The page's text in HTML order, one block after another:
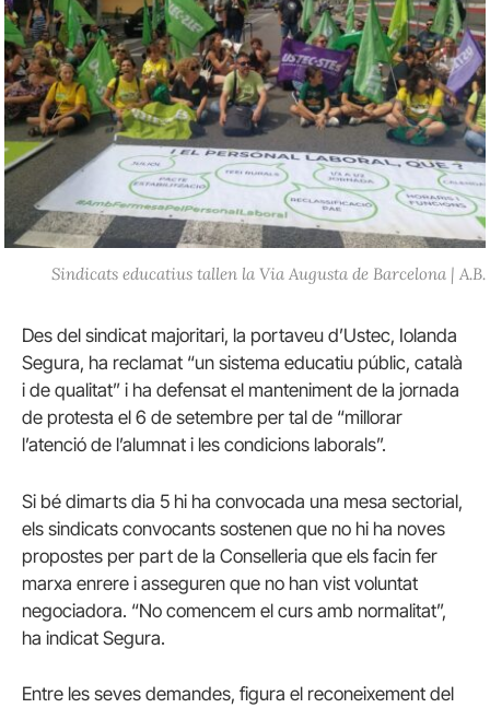
Sindicats educatius tallen la Via Augusta de Barcelona | A.B.
Des del sindicat majoritari, la portaveu d’Ustec, Iolanda
Segura, ha reclamat “un sistema educatiu públic, català
i de qualitat” i ha defensat el manteniment de la jornada
de protesta el 6 de setembre per tal de “millorar
l’atenció de l’alumnat i les condicions laborals”.
Si bé dimarts dia 5 hi ha convocada una mesa sectorial,
els sindicats convocants sostenen que no hi ha noves
propostes per part de la Conselleria que els facin fer
marxa enrere i asseguren que no han vist voluntat
negociadora. “No comencem el curs amb normalitat”,
ha indicat Segura.
Entre les seves demandes, figura el reconeixement del